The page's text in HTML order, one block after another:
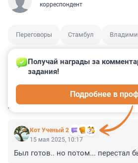
корреспондент
Переговоры Стамбул
КОММЕНТАРИИ 35
Кот Ученый 2
Получай награды за
задания!
Подробнее в
15 мая 2025, 10:17
Был готов.. но потом... перестал